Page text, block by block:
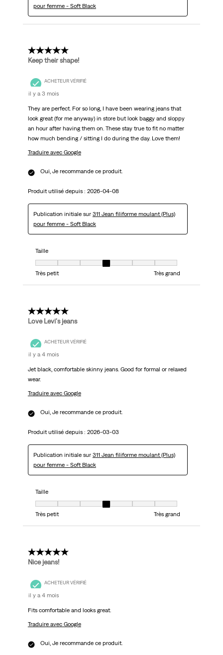
pour femme - Soft Black
5 étoile(s) sur 5.
Keep their shape!
ACHETEUR VÉRIFIÉ
il y a 3 mois
They are perfect. For so long, I have been wearing jeans that
look great (for me anyway) in store but look baggy and sloppy
an hour after having them on. These stay true to fit no matter
how much bending / sitting I do during the day. Love them!
Traduire avec Google
Oui, Je recommande ce produit.
Produit utilisé depuis : 2026-04-08
Publication initiale sur 311 Jean filiforme moulant (Plus)
pour femme - Soft Black
Taille
Taille, 4 sur 7, où 1 est égal à Très petit et 7 est égal à Très grand
Très petit
Très grand
5 étoile(s) sur 5.
Love Levi's jeans
ACHETEUR VÉRIFIÉ
il y a 4 mois
Jet black, comfortable skinny jeans. Good for formal or relaxed
wear.
Traduire avec Google
Oui, Je recommande ce produit.
Produit utilisé depuis : 2026-03-03
Publication initiale sur 311 Jean filiforme moulant (Plus)
pour femme - Soft Black
Taille
Taille, 4 sur 7, où 1 est égal à Très petit et 7 est égal à Très grand
Très petit
Très grand
5 étoile(s) sur 5.
Nice jeans!
ACHETEUR VÉRIFIÉ
il y a 4 mois
Fits comfortable and looks great.
Traduire avec Google
Oui, Je recommande ce produit.